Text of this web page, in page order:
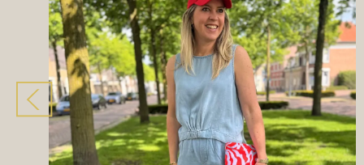
Volgende